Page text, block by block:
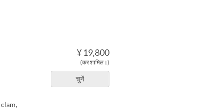
¥ 19,800
(कर शामिल।)
चुनें